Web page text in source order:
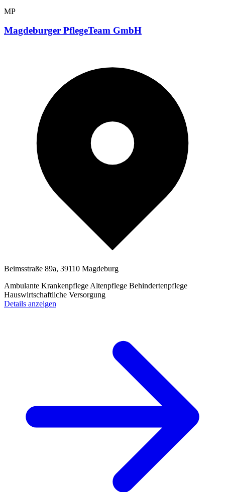
MP
Magdeburger PflegeTeam GmbH
Beimsstraße 89a, 39110 Magdeburg
Ambulante Krankenpflege Altenpflege Behindertenpflege
Hauswirtschaftliche Versorgung
Details anzeigen